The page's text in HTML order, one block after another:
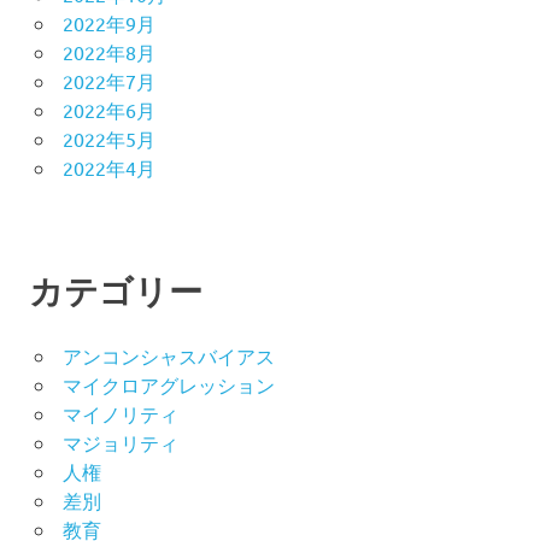
2022年9月
2022年8月
2022年7月
2022年6月
2022年5月
2022年4月
カテゴリー
アンコンシャスバイアス
マイクロアグレッション
マイノリティ
マジョリティ
人権
差別
教育